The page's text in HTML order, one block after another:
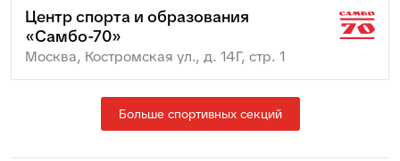
Центр спорта и образования
«Самбо-70»
Москва, Костромская ул., д. 14Г, стр. 1
Больше спортивных секций